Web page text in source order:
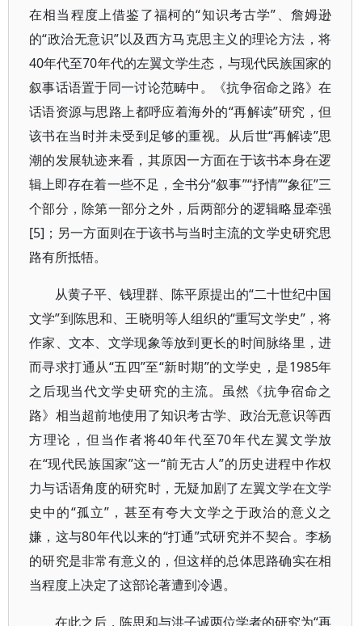
在相当程度上借鉴了福柯的“知识考古学”、詹姆逊
的“政治无意识”以及西方马克思主义的理论方法，将
40年代至70年代的左翼文学生态，与现代民族国家的
叙事话语置于同一讨论范畴中。《抗争宿命之路》在
话语资源与思路上都呼应着海外的“再解读”研究，但
该书在当时并未受到足够的重视。从后世“再解读”思
潮的发展轨迹来看，其原因一方面在于该书本身在逻
辑上即存在着一些不足，全书分“叙事”“抒情”“象征”三
个部分，除第一部分之外，后两部分的逻辑略显牵强
[5]；另一方面则在于该书与当时主流的文学史研究思
路有所抵牾。
从黄子平、钱理群、陈平原提出的“二十世纪中国
文学”到陈思和、王晓明等人组织的“重写文学史”，将
作家、文本、文学现象等放到更长的时间脉络里，进
而寻求打通从“五四”至“新时期”的文学史，是1985年
之后现当代文学史研究的主流。虽然《抗争宿命之
路》相当超前地使用了知识考古学、政治无意识等西
方理论，但当作者将40年代至70年代左翼文学放
在“现代民族国家”这一“前无古人”的历史进程中作权
力与话语角度的研究时，无疑加剧了左翼文学在文学
史中的“孤立”，甚至有夸大文学之于政治的意义之
嫌，这与80年代以来的“打通”式研究并不契合。李杨
的研究是非常有意义的，但这样的总体思路确实在相
当程度上决定了这部论著遭到冷遇。
在此之后，陈思和与洪子诚两位学者的研究为“再